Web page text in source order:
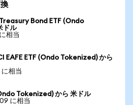
Bond ETF (Ondo
ドル
相当
EAFE ETF (Ondo Tokenized) から
に相当
Tokenized) から 米ドル
に相当